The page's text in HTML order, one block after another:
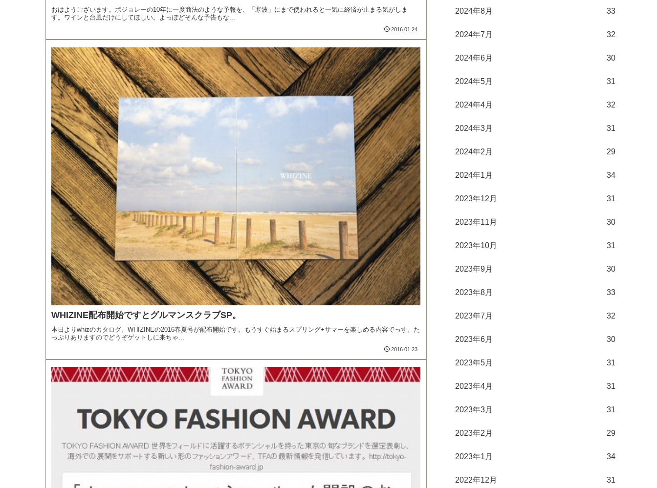
おはようございます。ボジョレーの10年に一度商法のような予報を、「寒波」にまで使われると一気に経済が止まる気がしま
す。ワインと台風だけにしてほしい。よっぽどそんな予告もな...
2016.01.24
WHIZINE配布開始ですとグルマンスクラブSP。
本日よりwhizのカタログ。WHIZINEの2016春夏号が配布開始です。もうすぐ始まるスプリング+サマーを楽しめる内容でっす。た
っぷりありますのでどうぞゲットしに来ちゃ...
2016.01.23
2024年8月 33
2024年7月 32
2024年6月 30
2024年5月 31
2024年4月 32
2024年3月 31
2024年2月 29
2024年1月 34
2023年12月 31
2023年11月 30
2023年10月 31
2023年9月 30
2023年8月 33
2023年7月 32
2023年6月 30
2023年5月 31
2023年4月 31
2023年3月 31
2023年2月 29
2023年1月 34
2022年12月 31